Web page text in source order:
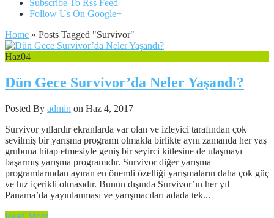
Subscribe To Rss Feed
Follow Us On Google+
Home » Posts Tagged "Survivor"
Haz04
Dün Gece Survivor’da Neler Yaşandı?
Posted By admin on Haz 4, 2017
Survivor yıllardır ekranlarda var olan ve izleyici tarafından çok
sevilmiş bir yarışma programı olmakla birlikte aynı zamanda her yaş
grubuna hitap etmesiyle geniş bir seyirci kitlesine de ulaşmayı
başarmış yarışma programıdır. Survivor diğer yarışma
programlarından ayıran en önemli özelliği yarışmaların daha çok güç
ve hız içerikli olmasıdır. Bunun dışında Survivor’ın her yıl
Panama’da yayınlanması ve yarışmacıları adada tek...
Read More